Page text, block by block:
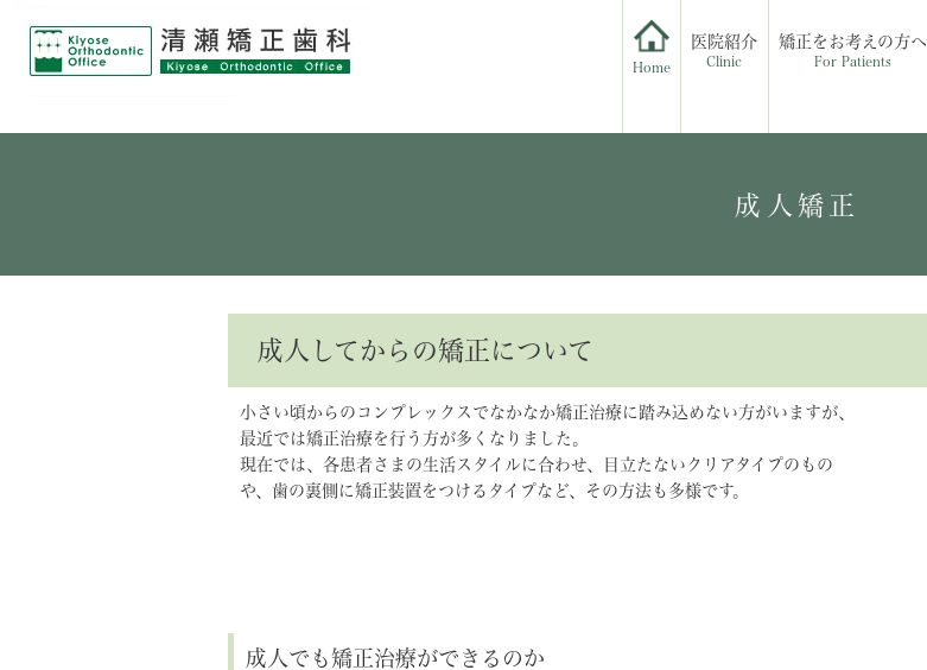
Home
医院紹介
Clinic
矯正をお考えの方へ
For Patients
成人矯正
成人してからの矯正について
小さい頃からのコンプレックスでなかなか矯正治療に踏み込めない方がいますが、
最近では矯正治療を行う方が多くなりました。
現在では、各患者さまの生活スタイルに合わせ、目立たないクリアタイプのもの
や、歯の裏側に矯正装置をつけるタイプなど、その方法も多様です。
成人でも矯正治療ができるのか